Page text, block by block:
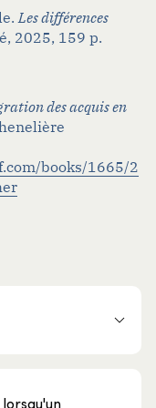
Les différences
, 2025, 159 p.
des acquis en
books/1665/2